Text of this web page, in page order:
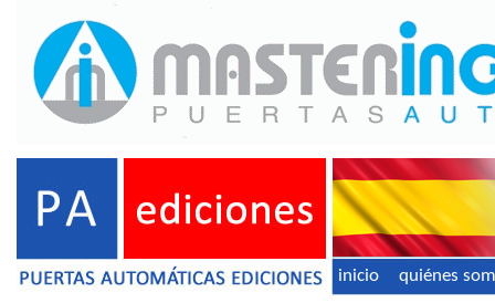
inicio quiénes